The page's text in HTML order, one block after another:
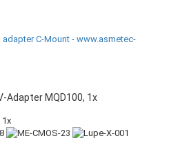
Adapter MQD100, 1x
1x